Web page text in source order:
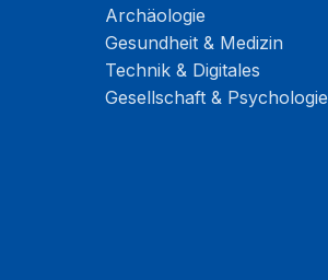
Archäologie
Gesundheit & Medizin
Technik & Digitales
Gesellschaft & Psychologie